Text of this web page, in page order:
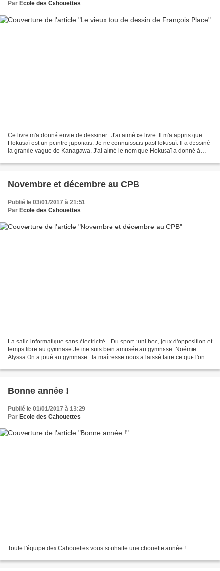
Par Ecole des Cahouettes
Ce livre m'a donné envie de dessiner . J'ai aimé ce livre. Il m'a appris que
Hokusaï est un peintre japonais. Je ne connaissais pasHokusaï. Il a dessiné
la grande vague de Kanagawa. J'ai aimé le nom que Hokusaï a donné à
Novembre et décembre au CPB
Publié le 03/01/2017 à 21:51
Par Ecole des Cahouettes
La salle informatique sans électricité... Du sport : uni hoc, jeux d'opposition et
temps libre au gymnase Je me suis bien amusée au gymnase. Noémie
Alyssa On a joué au gymnase : la maîtresse nous a laissé faire ce que l'on
Bonne année !
Publié le 01/01/2017 à 13:29
Par Ecole des Cahouettes
Toute l'équipe des Cahouettes vous souhaite une chouette année !